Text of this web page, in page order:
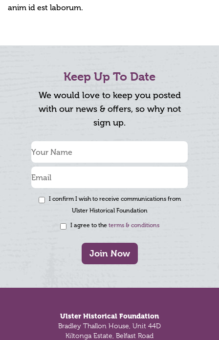
anim id est laborum.
Keep Up To Date
We would love to keep you posted
with our news & offers, so why not
sign up.
I confirm I wish to receive communications from
Ulster Historical Foundation
I agree to the terms & conditions
Join Now
Ulster Historical Foundation
Bradley Thallon House, Unit 44D
Kiltonga Estate, Belfast Road